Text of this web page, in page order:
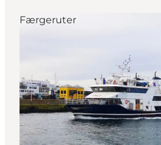
Færgeruter